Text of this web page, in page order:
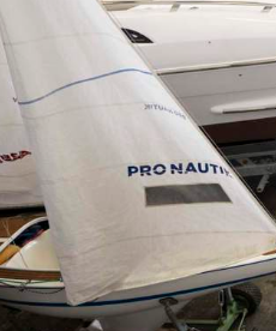
LOG
Öffnungszeiten
Montag bis Freitag
Unsere Partnerfirma